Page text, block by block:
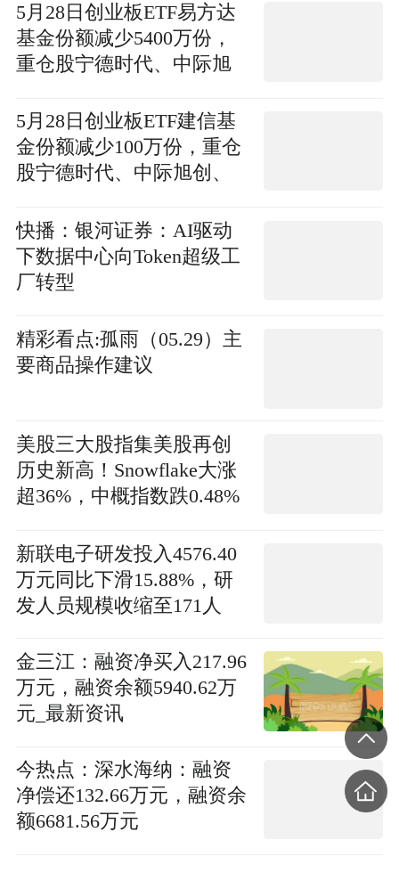
5月28日创业板ETF易方达
基金份额减少5400万份，
重仓股宁德时代、中际旭
5月28日创业板ETF建信基
金份额减少100万份，重仓
股宁德时代、中际旭创、
快播：银河证券：AI驱动
下数据中心向Token超级工
厂转型
精彩看点:孤雨（05.29）主
要商品操作建议
美股三大股指集美股再创
历史新高！Snowflake大涨
超36%，中概指数跌0.48%
36%
新联电子研发投入4576.40
万元同比下滑15.88%，研
发人员规模收缩至171人
金三江：融资净买入217.96
万元，融资余额5940.62万
元_最新资讯
今热点：深水海纳：融资
净偿还132.66万元，融资余
额6681.56万元